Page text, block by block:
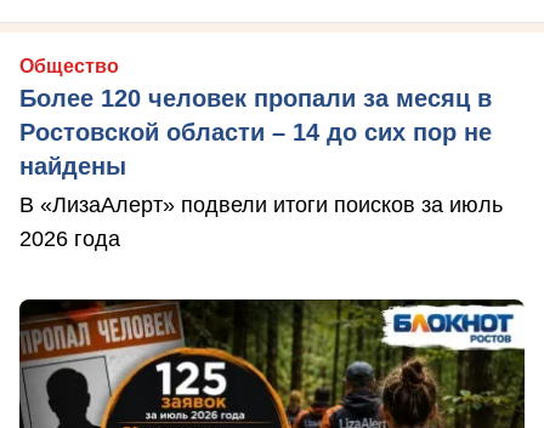
Общество
Более 120 человек пропали за месяц в
Ростовской области – 14 до сих пор не
найдены
В «ЛизаАлерт» подвели итоги поисков за июль
2026 года